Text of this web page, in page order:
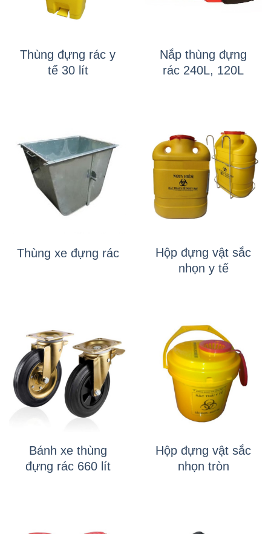
Thùng đựng rác y
tế 30 lít
Nắp thùng đựng
rác 240L, 120L
Thùng xe đựng rác
Hộp đựng vật sắc
nhọn y tế
Bánh xe thùng
đựng rác 660 lít
Hộp đựng vật sắc
nhọn tròn